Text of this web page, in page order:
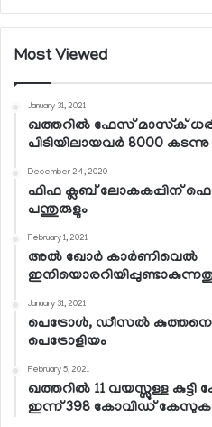
Most Viewed
January 31, 2021
ഖത്തറില്‍ ഫേസ് മാസ്‌ക്
പിടിയിലായവര്‍ 8000 കടന്നു
December 24, 2020
ഫിഫ ക്ലബ് ലോകകപ്പിന്
പന്തുരുളും
February 1, 2021
അല്‍ ഖോര്‍ കാര്‍ണിവെല്‍
January 31, 2021
പെട്രോള്‍, ഡീസല്‍ കുത്തനെ
പെട്രോളിയം
February 5, 2021
ഖത്തറില്‍ 11 വയസ്സുള്ള കുട്ടി
ഇന്ന് 398 കോവിഡ്